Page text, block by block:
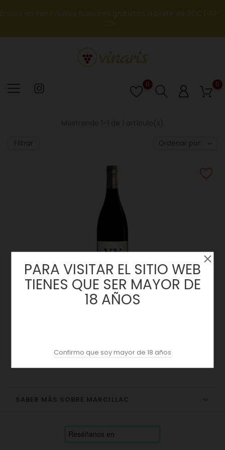
Envios en Península y Baleares gratuitos a partir de 90€ | 48-
72h
0
Lista
de
0
Filtrar Ordenar por:
SABER MÁS SOBRE MARCILLAC
PARA VISITAR EL SITIO WEB
TIENES QUE SER MAYOR DE
18 AÑOS
Confirmo que soy mayor de 18 años